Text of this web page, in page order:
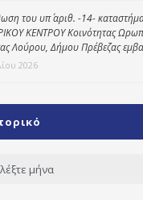
του υπ΄ αριθ. -14-
ΚΕΝΤΡΟΥ Κοινότητας
Λούρου, Δήμου Πρέβεζας
2026